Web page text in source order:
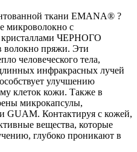
ткани EMANA® ?
микроволокно с
ЧЕРНОГО
пряжи. Эти
человеческого тела,
инфракрасных лучей
улучшению
клеток кожи. Также в
микрокапсулы,
GUAM. Контактируя с кожей,
вещества, которые
глубоко проникают в